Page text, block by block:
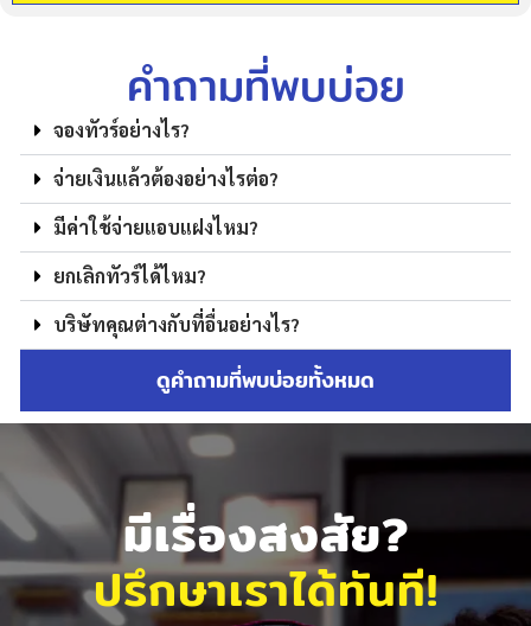
คำถามที่พบบ่อย
จองทัวร์อย่างไร?
จ่ายเงินแล้วต้องอย่างไรต่อ?
มีค่าใช้จ่ายแอบแฝงไหม?
ยกเลิกทัวร์ได้ไหม?
บริษัทคุณต่างกับที่อื่นอย่างไร?
ดูคำถามที่พบบ่อยทั้งหมด
มีเรื่องสงสัย?
ปรึกษาเราได้ทันที!